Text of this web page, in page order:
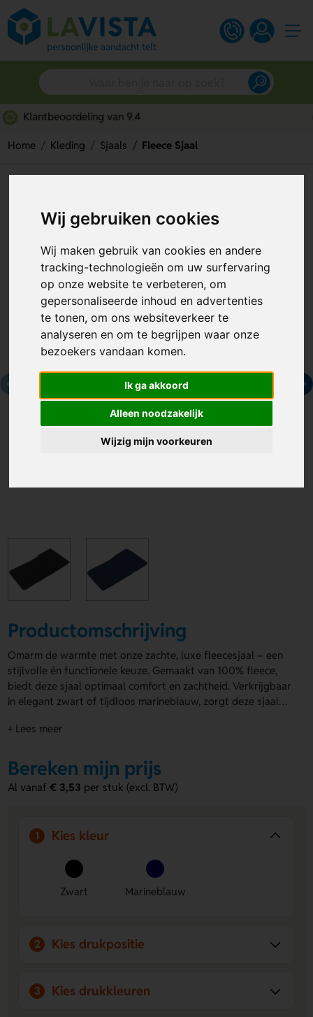
Wij gebruiken cookies
Wij maken gebruik van cookies en andere
tracking-technologieën om uw surfervaring
op onze website te verbeteren, om
gepersonaliseerde inhoud en advertenties
te tonen, om ons websiteverkeer te
analyseren en om te begrijpen waar onze
bezoekers vandaan komen.
Ik ga akkoord
Alleen noodzakelijk
Wijzig mijn voorkeuren
Snelle persoonlijke service
Home Kleding Sjaals Fleece Sjaal
Artikelnummer:98461
Productomschrijving
Omarm de warmte met onze zachte, luxe fleecesjaal – een
stijlvolle én functionele keuze. Gemaakt van 100% fleece,
biedt deze sjaal optimaal comfort en zachtheid. Verkrijgbaar
in elegant zwart of tijdloos marineblauw, zorgt deze sjaal
Ideaal als relatiegeschenk of promotieartikel dankzij de
borduring op een van de uiteinden. Geef je relaties een
warm welkom met eengepersonaliseerde sjaals
+ Lees meer
Bereken mijn prijs
Al vanaf€ 3,53 per stuk (excl. BTW)
1 Kies kleur
Zwart Marineblauw
2 Kies drukpositie
3 Kies drukkleuren